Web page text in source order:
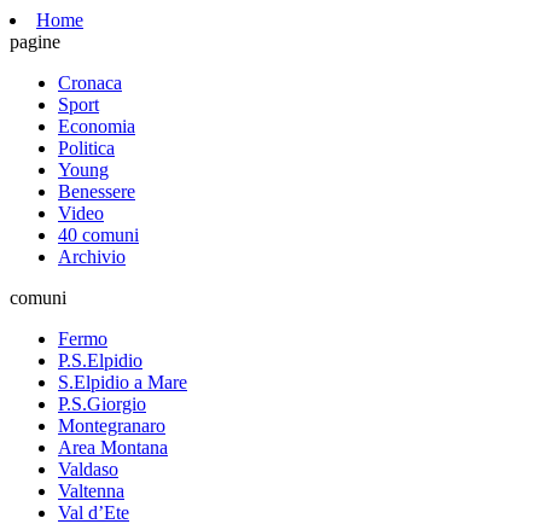
Home
pagine
Cronaca
Sport
Economia
Politica
Young
Benessere
Video
40 comuni
Archivio
comuni
Fermo
P.S.Elpidio
S.Elpidio a Mare
P.S.Giorgio
Montegranaro
Area Montana
Valdaso
Valtenna
Val d’Ete